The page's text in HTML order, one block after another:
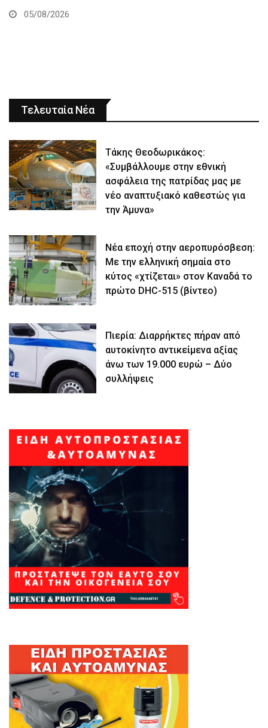
05/08/2026
Τελευταία Νέα
Τάκης Θεοδωρικάκος:
«Συμβάλλουμε στην εθνική
ασφάλεια της πατρίδας μας με
νέο αναπτυξιακό καθεστώς για
την Άμυνα»
Νέα εποχή στην αεροπυρόσβεση:
Με την ελληνική σημαία στο
κύτος «χτίζεται» στον Καναδά το
πρώτο DHC-515 (βίντεο)
Πιερία: Διαρρήκτες πήραν από
αυτοκίνητο αντικείμενα αξίας
άνω των 19.000 ευρώ – Δύο
συλλήψεις